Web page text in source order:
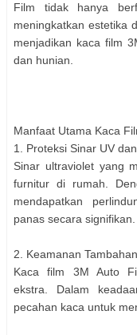
Film tidak hanya
meningkatkan estetika
menjadikan kaca film
dan hunian.
Manfaat Utama Kaca
1. Proteksi Sinar UV
Sinar ultraviolet yang
furnitur di rumah.
mendapatkan
panas secara signifikan.
2. Keamanan Tambahan
Kaca film 3M Auto
ekstra. Dalam
pecahan kaca untuk